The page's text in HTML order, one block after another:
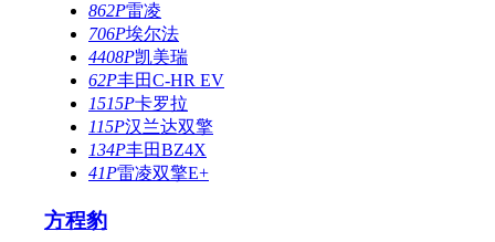
862P雷凌
706P埃尔法
4408P凯美瑞
62P丰田C-HR EV
1515P卡罗拉
115P汉兰达双擎
134P丰田BZ4X
41P雷凌双擎E+
方程豹